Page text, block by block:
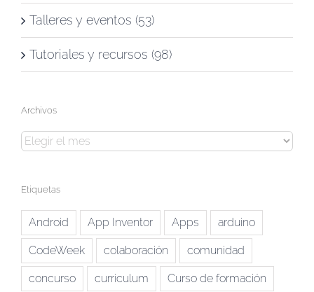
Talleres y eventos (53)
Tutoriales y recursos (98)
Archivos
Archivos
Etiquetas
Android App Inventor Apps arduino
CodeWeek colaboración comunidad
concurso curriculum Curso de formación